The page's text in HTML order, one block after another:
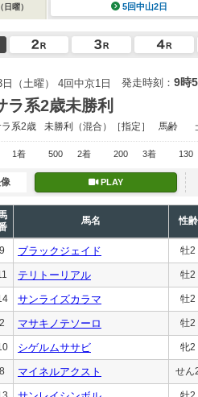
（日曜） 5回中山2日
（土曜） 4回中京1日 発走時刻： 9時
ラ系2歳未勝利
系2歳 未勝利 （混合）［指定］ 馬齢
1着 500 2着 200 3着 130
PLAY
馬名 性齢
9 ブラックジェイド 牡2
テリトーリアル 牡2
サンライズカラマ 牡2
2 マサキノテソーロ 牡2
シゲルムササビ 牝2
8 マイネルアクスト せん